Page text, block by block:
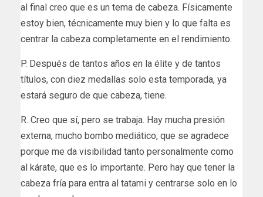
al final creo que es un tema de cabeza. Físicamente
estoy bien, técnicamente muy bien y lo que falta es
centrar la cabeza completamente en el rendimiento.
P. Después de tantos años en la élite y de tantos
títulos, con diez medallas solo esta temporada, ya
estará seguro de que cabeza, tiene.
R. Creo que sí, pero se trabaja. Hay mucha presión
externa, mucho bombo mediático, que se agradece
porque me da visibilidad tanto personalmente como
al kárate, que es lo importante. Pero hay que tener la
cabeza fría para entra al tatami y centrarse solo en lo